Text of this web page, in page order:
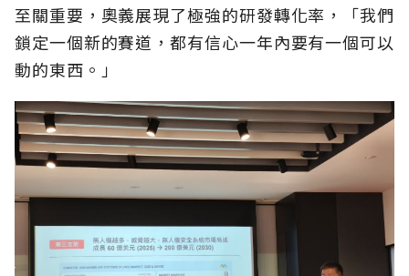
至關重要，奧義展現了極強的研發轉化率，「我們
鎖定一個新的賽道，都有信心一年內要有一個可以
動的東西。」